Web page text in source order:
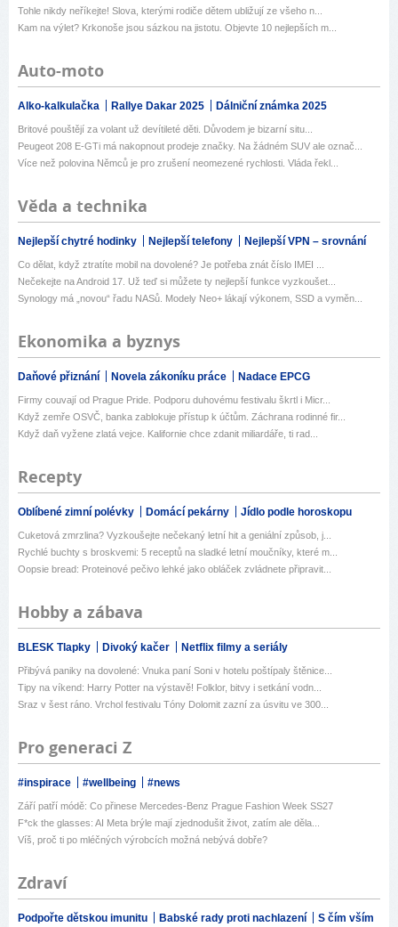
Tohle nikdy neříkejte! Slova, kterými rodiče dětem ubližují ze všeho n...
Kam na výlet? Krkonoše jsou sázkou na jistotu. Objevte 10 nejlepších m...
Auto-moto
Alko-kalkulačka Rallye Dakar 2025 Dálniční známka 2025
Britové pouštějí za volant už devítileté děti. Důvodem je bizarní situ...
Peugeot 208 E-GTi má nakopnout prodeje značky. Na žádném SUV ale označ...
Více než polovina Němců je pro zrušení neomezené rychlosti. Vláda řekl...
Věda a technika
Nejlepší chytré hodinky Nejlepší telefony Nejlepší VPN – srovnání
Co dělat, když ztratíte mobil na dovolené? Je potřeba znát číslo IMEI ...
Nečekejte na Android 17. Už teď si můžete ty nejlepší funkce vyzkoušet...
Synology má „novou“ řadu NASů. Modely Neo+ lákají výkonem, SSD a vyměn...
Ekonomika a byznys
Daňové přiznání Novela zákoníku práce Nadace EPCG
Firmy couvají od Prague Pride. Podporu duhovému festivalu škrtl i Micr...
Když zemře OSVČ, banka zablokuje přístup k účtům. Záchrana rodinné fir...
Když daň vyžene zlatá vejce. Kalifornie chce zdanit miliardáře, ti rad...
Recepty
Oblíbené zimní polévky Domácí pekárny Jídlo podle horoskopu
Cuketová zmrzlina? Vyzkoušejte nečekaný letní hit a geniální způsob, j...
Rychlé buchty s broskvemi: 5 receptů na sladké letní moučníky, které m...
Oopsie bread: Proteinové pečivo lehké jako obláček zvládnete připravit...
Hobby a zábava
BLESK Tlapky Divoký kačer Netflix filmy a seriály
Přibývá paniky na dovolené: Vnuka paní Soni v hotelu poštípaly štěnice...
Tipy na víkend: Harry Potter na výstavě! Folklor, bitvy i setkání vodn...
Sraz v šest ráno. Vrchol festivalu Tóny Dolomit zazní za úsvitu ve 300...
Pro generaci Z
#inspirace #wellbeing #news
Září patří módě: Co přinese Mercedes-Benz Prague Fashion Week SS27
F*ck the glasses: AI Meta brýle mají zjednodušit život, zatím ale děla...
Víš, proč ti po mléčných výrobcích možná nebývá dobře?
Zdraví
Podpořte dětskou imunitu Babské rady proti nachlazení
S čím vším